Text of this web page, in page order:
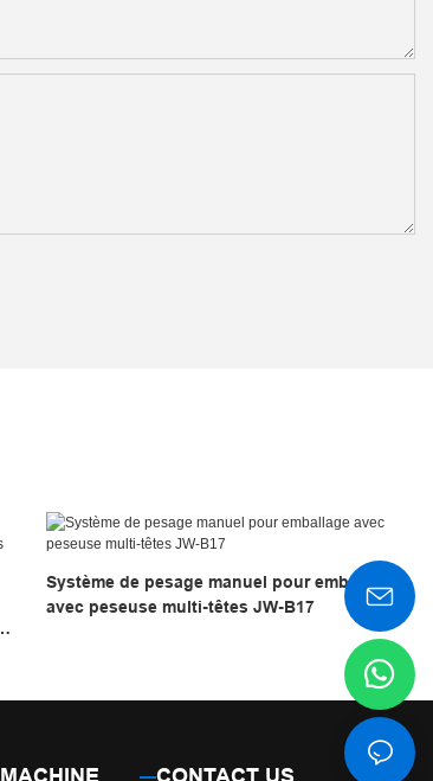
Système de pesage manuel pour emballage
avec peseuse multi-têtes JW-B17
CONTACT US